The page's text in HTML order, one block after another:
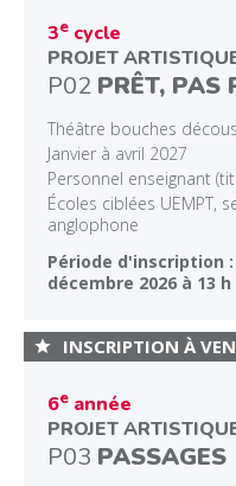
3e cycle
PROJET
P02 PRÊT, PAS
Théâtre bouches
Janvier à avril 2027
Personnel enseignant
Écoles ciblées UEMPT,
anglophone
Période d'inscription
décembre 2026 à 13 h
6e année
PROJET
P03 PASSAGES
INSCRIPTION À